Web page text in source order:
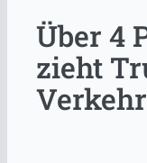
Über 4
zieht
Verkehr